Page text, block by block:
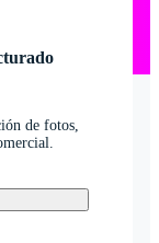
de fotos,